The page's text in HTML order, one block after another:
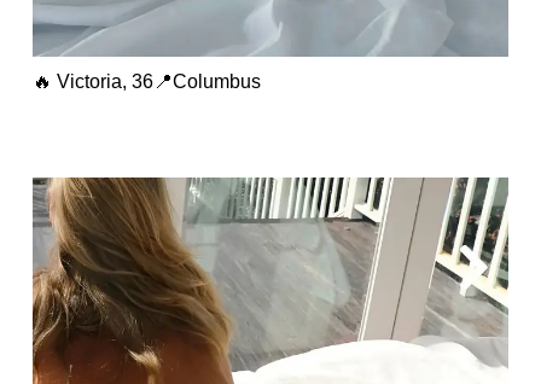
🔥 Victoria, 36📍Columbus